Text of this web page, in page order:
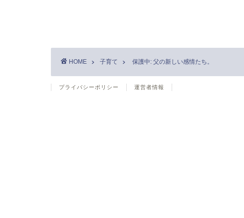
HOME 子育て 保護中: 父の新しい感情たち。
プライバシーポリシー 運営者情報